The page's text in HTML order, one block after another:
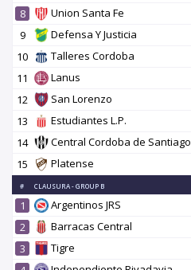
8
Union Santa Fe
9
Defensa Y Justicia
10
Talleres Cordoba
11
Lanus
12
San Lorenzo
13
Estudiantes L.P.
14
Central Cordoba de Santiago
15
Platense
# CLAUSURA - GROUP B
1 Argentinos JRS
2
Barracas Central
3
Tigre